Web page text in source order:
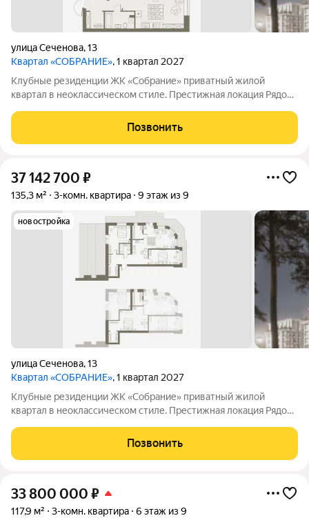
улица Сеченова,13
Квартал «СОБРАНИЕ», 1 квартал 2027
Клубные резиденции ЖК «Собрание» приватный жилой
квартал в неоклассическом стиле. Престижная локация Рядом
города. Неоклассика Современный, элегантных классический
архитектурный стиль. Клубный
Позвонить
37 142 700 ₽
135,3 м² 3-комн. квартира 9 этаж из 9
новостройка
улица Сеченова,13
Квартал «СОБРАНИЕ», 1 квартал 2027
Клубные резиденции ЖК «Собрание» приватный жилой
квартал в неоклассическом стиле. Престижная локация Рядом
города. Неоклассика Современный, элегантных классический
архитектурный стиль. Клубный
Позвонить
33 800 000 ₽
117,9 м² 3-комн. квартира 6 этаж из 9